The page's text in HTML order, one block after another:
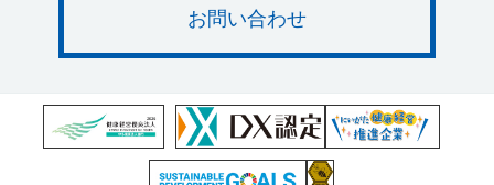
お問い合わせ